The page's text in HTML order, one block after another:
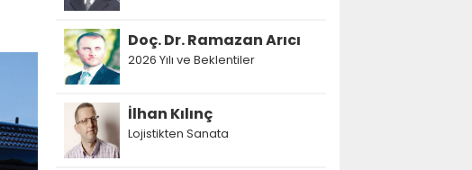
Doç. Dr. Ramazan Arıcı
2026 Yılı ve Beklentiler
İlhan Kılınç
Lojistikten Sanata